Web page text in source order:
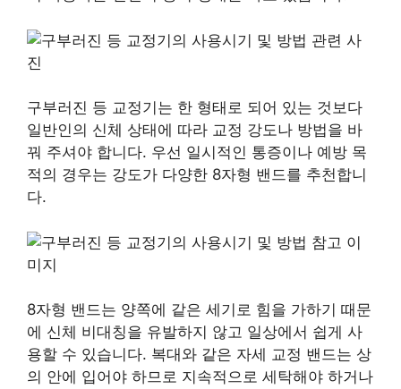
구부러진 등 교정기는 한 형태로 되어 있는 것보다
일반인의 신체 상태에 따라 교정 강도나 방법을 바
꿔 주셔야 합니다. 우선 일시적인 통증이나 예방 목
적의 경우는 강도가 다양한 8자형 밴드를 추천합니
다.
8자형 밴드는 양쪽에 같은 세기로 힘을 가하기 때문
에 신체 비대칭을 유발하지 않고 일상에서 쉽게 사
용할 수 있습니다. 복대와 같은 자세 교정 밴드는 상
의 안에 입어야 하므로 지속적으로 세탁해야 하거나